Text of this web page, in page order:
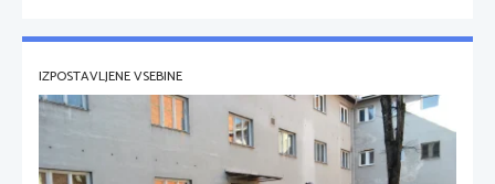
IZPOSTAVLJENE VSEBINE